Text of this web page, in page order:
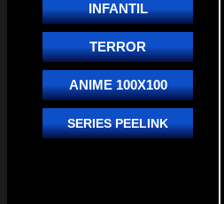
INFANTIL
TERROR
ANIME 100X100
SERIES PEELINK